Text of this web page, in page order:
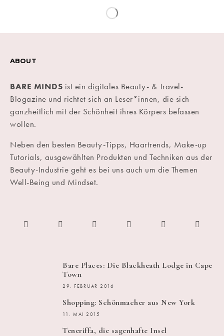
ABOUT
BARE MINDS ist ein digitales Beauty- & Travel-
Blogazine und richtet sich an Leser*innen, die sich
ganzheitlich mit der Schönheit ihres Körpers befassen
wollen.
Neben den besten Beauty-Tipps, Haartrends, Make-up
Tutorials, ausgewählten Produkten und Techniken aus der
Beauty-Industrie geht es bei uns auch um die Themen
Well-Being und Mindset.
Bare Places: Die Blackheath Lodge in Cape
Town
29. FEBRUAR 2016
Shopping: Schönmacher aus New York
11. MAI 2015
Teneriffa, die sagenhafte Insel